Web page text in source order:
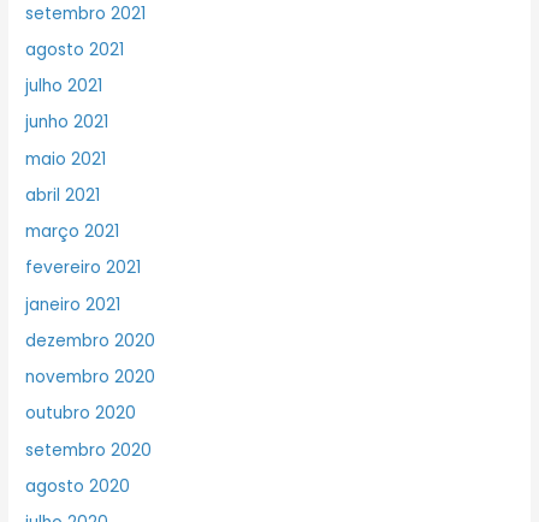
setembro 2021
agosto 2021
julho 2021
junho 2021
maio 2021
abril 2021
março 2021
fevereiro 2021
janeiro 2021
dezembro 2020
novembro 2020
outubro 2020
setembro 2020
agosto 2020